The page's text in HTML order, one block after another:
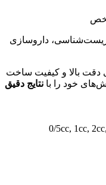
زیست‌شناسی، داروسازی
دقت بالا و کیفیت ساخت
خود را با نتایج دقیق
0/5cc, 1cc, 2cc,